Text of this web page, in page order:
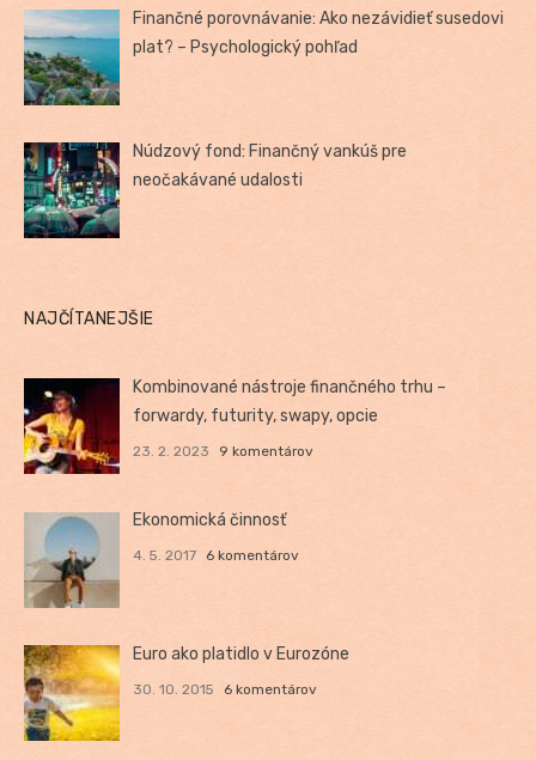
Finančné porovnávanie: Ako nezávidieť susedovi
plat? – Psychologický pohľad
Núdzový fond: Finančný vankúš pre
neočakávané udalosti
NAJČÍTANEJŠIE
Kombinované nástroje finančného trhu –
forwardy, futurity, swapy, opcie
23. 2. 2023 9 komentárov
Ekonomická činnosť
4. 5. 2017 6 komentárov
Euro ako platidlo v Eurozóne
30. 10. 2015 6 komentárov